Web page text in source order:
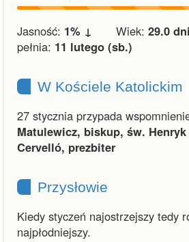
Jasność: 1% ↓ Wiek: 29.0 dni
pełnia: 11 lutego (sb.)
W Kościele Katolickim
27 stycznia przypada
Matulewicz, biskup, św.
Cervelló, prezbiter
Przysłowie
Kiedy styczeń najostrzejszy tedy
najpłodniejszy.